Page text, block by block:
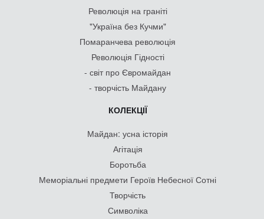
Революція на граніті
"Україна без Кучми"
Помаранчева революція
Революція Гідності
- світ про Євромайдан
- творчість Майдану
КОЛЕКЦІЇ
Майдан: усна історія
Агітація
Боротьба
Меморіальні предмети Героїв Небесної Сотні
Творчість
Символіка